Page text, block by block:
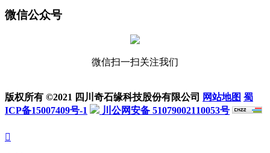
微信公众号
微信扫一扫关注我们
版权所有 ©2021 四川奇石缘科技股份有限公司 网站地图 蜀
ICP备15007409号-1
川公网安备 51079002110053号
